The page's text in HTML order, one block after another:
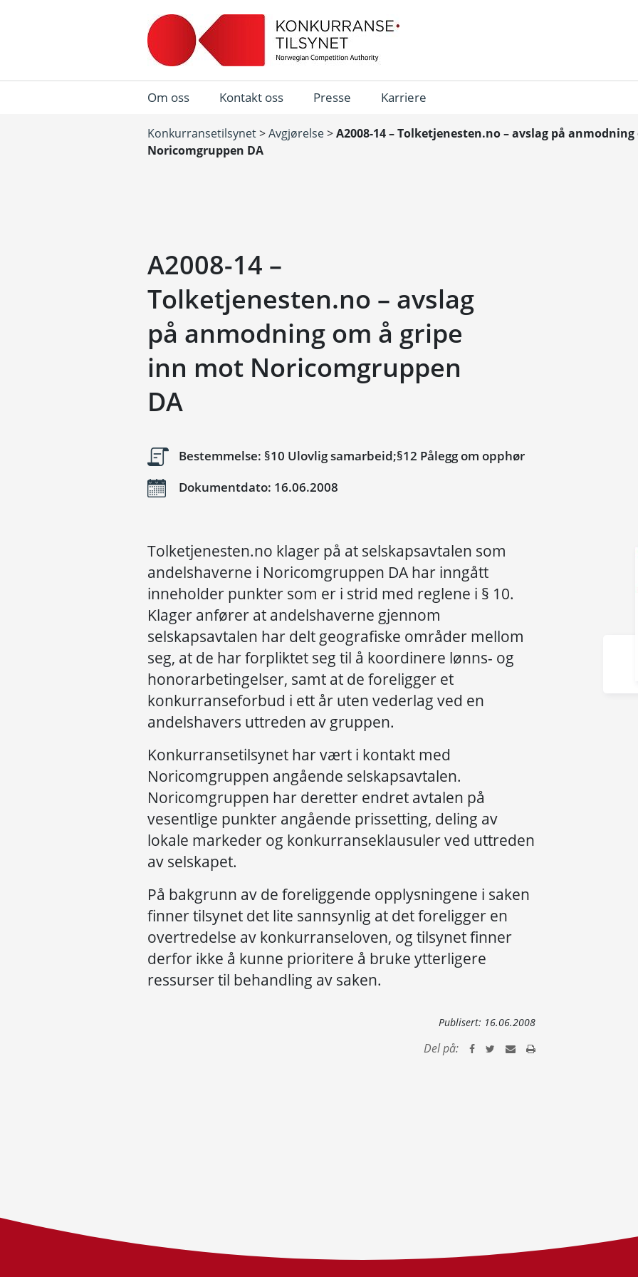
Om oss Kontakt oss Presse Karriere
Konkurransetilsynet>Avgjørelse>A2008-14 – Tolketjenesten.no – avslag på
Noricomgruppen DA
A2008-14 –
Tolketjenesten.no – avslag
på anmodning om å gripe
inn mot Noricomgruppen
DA
Bestemmelse: §10 Ulovlig samarbeid;§12 Pålegg om opphør
Dokumentdato: 16.06.2008
Tolketjenesten.no klager på at selskapsavtalen som
andelshaverne i Noricomgruppen DA har inngått
inneholder punkter som er i strid med reglene i § 10.
Klager anfører at andelshaverne gjennom
selskapsavtalen har delt geografiske områder mellom
seg, at de har forpliktet seg til å koordinere lønns- og
honorarbetingelser, samt at de foreligger et
konkurranseforbud i ett år uten vederlag ved en
andelshavers uttreden av gruppen.
Konkurransetilsynet har vært i kontakt med
Noricomgruppen angående selskapsavtalen.
Noricomgruppen har deretter endret avtalen på
vesentlige punkter angående prissetting, deling av
lokale markeder og konkurranseklausuler ved uttreden
av selskapet.
På bakgrunn av de foreliggende opplysningene i saken
finner tilsynet det lite sannsynlig at det foreligger en
overtredelse av konkurranseloven, og tilsynet finner
derfor ikke å kunne prioritere å bruke ytterligere
ressurser til behandling av saken.
Publisert: 16.06.2008
Del på: